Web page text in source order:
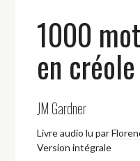
1000
en créole
JM Gardner
Livre audio lu par
Version intégrale